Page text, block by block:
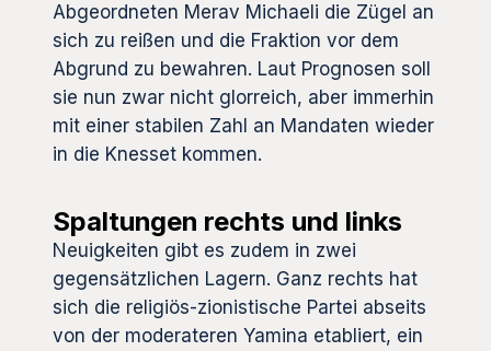
Abgeordneten Merav Michaeli die Zügel an
sich zu reißen und die Fraktion vor dem
Abgrund zu bewahren. Laut Prognosen soll
sie nun zwar nicht glorreich, aber immerhin
mit einer stabilen Zahl an Mandaten wieder
in die Knesset kommen.
Spaltungen rechts und links
Neuigkeiten gibt es zudem in zwei
gegensätzlichen Lagern. Ganz rechts hat
sich die religiös-zionistische Partei abseits
von der moderateren Yamina etabliert, ein